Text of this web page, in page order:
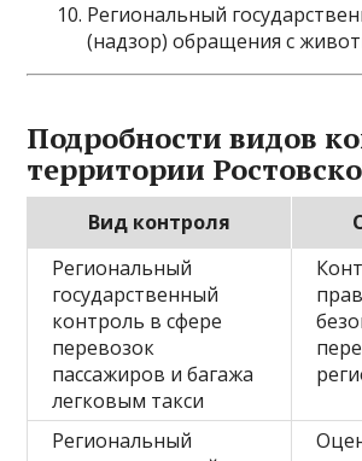
Региональный
(надзор) обращения с
Подробности видов
территории
Вид контроля
Региональный
государственный
контроль в сфере
перевозок
пассажиров и багажа
легковым такси
Региональный